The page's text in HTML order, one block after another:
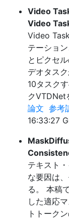
Video
Video
Video
テーショ
とピクセ
デオタス
10タスク
クVTDNet
論文 参考
16:33:27
テキスト
な要因は
る。 本稿
した適応
トトーク